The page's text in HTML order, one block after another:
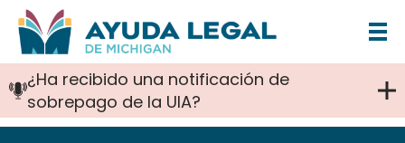
Pasar
al
contenido
principal
¿Ha recibido una notificación de
sobrepago de la UIA?